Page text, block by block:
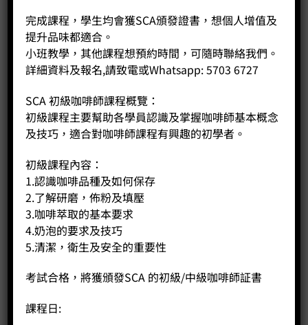
Price: HK$0.00
完成課程，學生均會獲SCA頒發證書，想個人增值及
提升品味都適合。
小班教學，其他課程想預約時間，可隨時聯絡我們。
詳細資料及報名,請致電或Whatsapp: 5703 6727
SCA 初級咖啡師課程概覽：
初級課程主要幫助各學員認識及掌握咖啡師基本概念
及技巧，適合對咖啡師課程有興趣的初學者。
初級課程內容：
1.認識咖啡品種及如何保存
2.了解研磨，佈粉及填壓
3.咖啡萃取的基本要求
4.奶泡的要求及技巧
5.清潔，衛生及安全的重要性
考試合格，將獲頒發SCA 的初級/中級咖啡師証書
課程日: